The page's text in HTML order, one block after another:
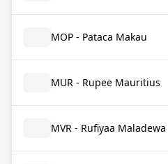
MOP - Pataca Makau
MUR - Rupee Mauritius
MVR - Rufiyaa Maladewa